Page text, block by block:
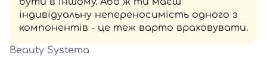
індивідуальну непереносимість одного з
компонентів - це теж варто враховувати.
Beauty Systema